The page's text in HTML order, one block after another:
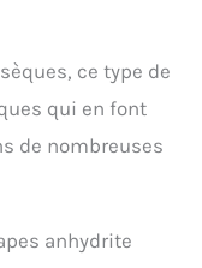
ce type de
qui en font
de nombreuses
anhydrite